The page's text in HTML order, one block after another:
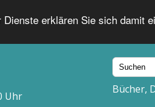
erklären Sie sich damit
Uhr
Bücher,